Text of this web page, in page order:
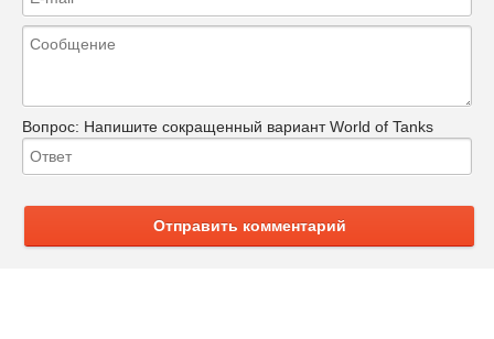
Вопрос: Напишите сокращенный вариант World of Tanks
Отправить комментарий